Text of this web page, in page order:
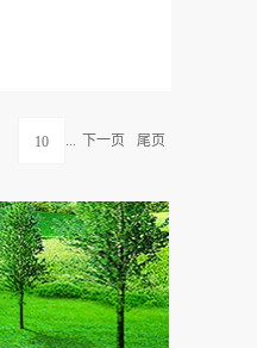
业精
理念，
消费者
健康汽
峰论坛
10 ... 下一页 尾页